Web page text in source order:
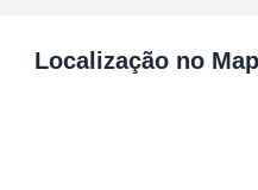
Localização no